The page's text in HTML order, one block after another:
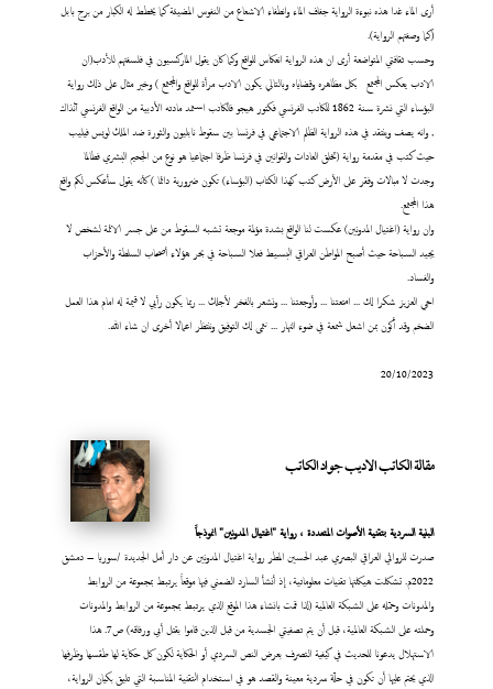
أرى الماء غدا هذه نبوءة الرواية جفاف الماء وانطفاء الاشعاع من النفوس المضيئة كما يخطط له الكبار من برج بابل
(كما وصفتهم الرواية).
وحسب ثقافتي المتواضعة أرى ان هذه الرواية انعكاس للواقع وكما كان يقول الماركسيون في فلسفتهم للأدب(ان
الادب يعكس المجتمع بكل مظاهره وقضاياه وبالتالي يكون الادب مرأة للواقع والمجتمع ) وخير مثال على ذلك رواية
البؤساء التي نشرة سنة 1862 للكاتب الفرنسي فكتور هيجو فالكاتب استمد مادته الأدبية من الواقع الفرنسي آنذاك
, وانه يصف وينتقد في هذه الرواية الظلم الاجتماعي في فرنسا بين سقوط نابليون والثورة ضد الملك لويس فيليب
حيث كتب في مقدمة رواية (تخلق العادات والقوانين في فرنسا ظرفا اجتماعيا هو نوع من الجحيم البشري فطالما
وجدت لا مبالات وفقر على الأرض كتب كهذا الكتاب (البؤساء) تكون ضرورية دائما ) كأنه يقول سأعكس لكم واقع
هذا المجتمع.
وان رواية (اغتيال المدونين) عكست لنا الواقع بشدة مؤلمة موجعة تشبه السقوط من على جسر الائمة لشخص لا
يجيد السباحة حيث أصبح المواطن العراقي البسيط فعلا السباحة في بحر هؤلاء أصحاب السلطة والأحزاب
والفساد.
اخي العزيز شكرا لك ... امتعتنا ... وأوجعتنا ... ونشعر بالفخر لأجلك ... ربما يكون رأيي لا قيمة له امام هذا العمل
الضخم وقد أكون بمن اشعل شمعة في ضوء النهار ... نتمى لك التوفيق وننتظر اعمالا أخرى ان شاء الله.
20/10/2023
مقالة الكاتب الاديب جواد الكاتب
البنية السردية بتقنية الأصوات المتعددة ، رواية "اغتيال المدونين" انموذجاً
صدرت للروائي العراقي البصري عبد الحسين المطر رواية اغتيال المدونين عن دار أمل الجديدة /سوريا – دمشق
2022م. تشكلت هيكلتها تقنيات معلوماتية، إذ أنشأ السارد الضمني فيها موقعاً يرتبط بمجموعة من الروابط
والمدونات وحمّله على الشبكة العالمية (لذا قمت بانشاء هذا الموقع الذي يرتبط بمجموعة من الروابط والمدونات
وحملته على الشبكة العالمية، قبل أن يتم تصفيتي الجسدية من قبل الذين قاموا بقتل أبي ورفاقه) ص7. هذا
الاستهلال يدعونا للحديث في كيفية التصرف بعرض النص السردي أو الحكاية لكون كل حكاية لها طقسها وظرفها
الذي يحتم عليها أن تكون في حلّة سردية معينة والقصد هو في استخدام التقنية المناسبة التي تليق بكيان الرواية،